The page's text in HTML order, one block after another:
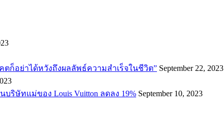
ก็อย่าได้หวังถึงผลลัพธ์ความสำเร็จในชีวิต” September 22, 2023
ริษัทแม่ของ Louis Vuitton ลดลง 19% September 10, 2023